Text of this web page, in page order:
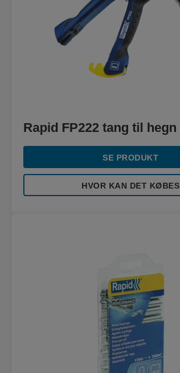
Rapid FP222 tang til hegn
SE PRODUKT
HVOR KAN DET KØBES